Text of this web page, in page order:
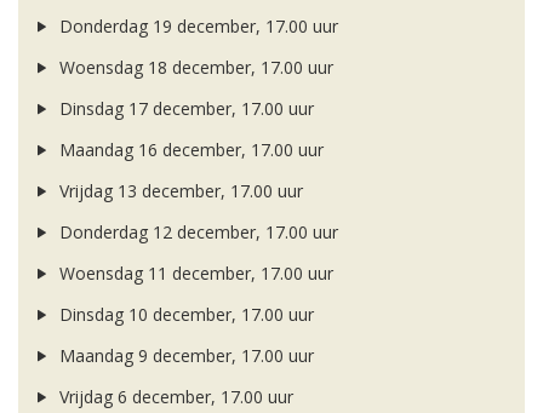
Donderdag 19 december, 17.00 uur
Woensdag 18 december, 17.00 uur
Dinsdag 17 december, 17.00 uur
Maandag 16 december, 17.00 uur
Vrijdag 13 december, 17.00 uur
Donderdag 12 december, 17.00 uur
Woensdag 11 december, 17.00 uur
Dinsdag 10 december, 17.00 uur
Maandag 9 december, 17.00 uur
Vrijdag 6 december, 17.00 uur